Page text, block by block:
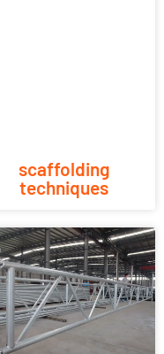
scaffolding
techniques